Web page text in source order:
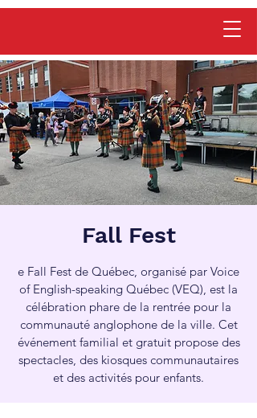
Fall Fest
e Fall Fest de Québec, organisé par Voice
of English-speaking Québec (VEQ), est la
célébration phare de la rentrée pour la
communauté anglophone de la ville. Cet
événement familial et gratuit propose des
spectacles, des kiosques communautaires
et des activités pour enfants.